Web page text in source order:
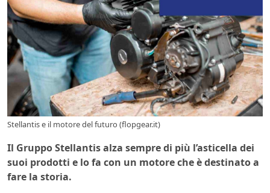
Stellantis e il motore del futuro (flopgear.it)
Il Gruppo Stellantis alza sempre di più l’asticella dei
suoi prodotti e lo fa con un motore che è destinato a
fare la storia.